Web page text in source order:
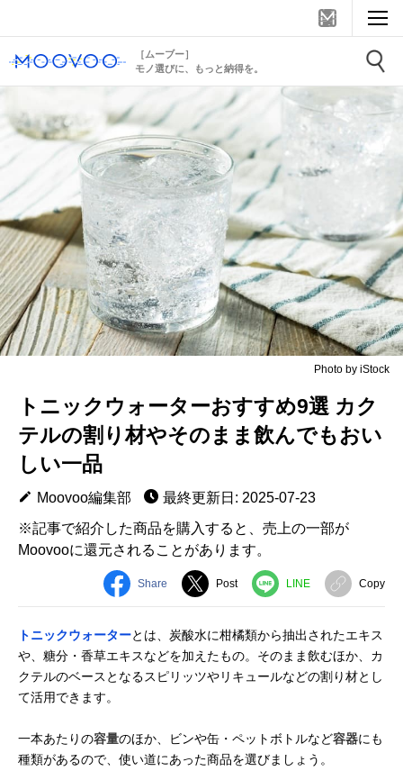
［ムーブー］
モノ選びに、もっと納得を。
Photo by iStock
トニックウォーターおすすめ9選 カク
テルの割り材やそのまま飲んでもおい
しい一品
Moovoo編集部
最終更新日: 2025-07-23
※記事で紹介した商品を購入すると、売上の一部が
Moovooに還元されることがあります。
Share Post LINE Copy
トニックウォーターとは、炭酸水に柑橘類から抽出されたエキス
や、糖分・香草エキスなどを加えたもの。そのまま飲むほか、カ
クテルのベースとなるスピリッツやリキュールなどの割り材とし
て活用できます。
一本あたりの容量のほか、ビンや缶・ペットボトルなど容器にも
種類があるので、使い道にあった商品を選びましょう。